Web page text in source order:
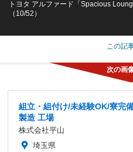
トヨタ アルファード「Spacious
（10/52）
この記
組立・組付け/未経験OK/寮完
製造 工場
株式会社平山
埼玉県